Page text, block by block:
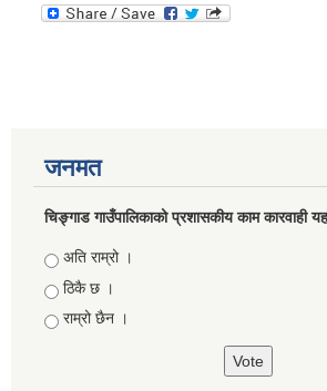
जनमत
चिङ्गाड गाउँपालिकाको प्रशासकीय काम कारवाही
Choices
अति राम्रो ।
ठिकै छ ।
राम्रो छैन ।